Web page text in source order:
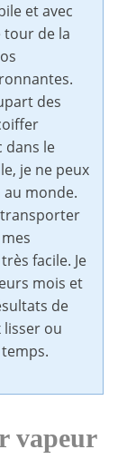
et avec
tour de la
des
le
je ne peux
monde.
transporter
facile. Je
mois et
de
lisser ou
vapeur